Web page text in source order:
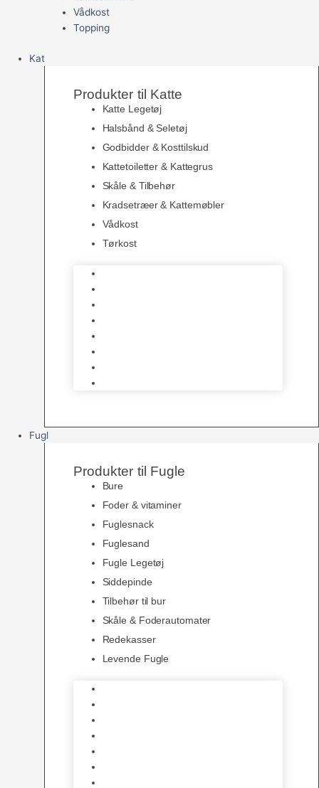
Vådkost
Topping
Kat
Produkter til Katte
Katte Legetøj
Halsbånd & Seletøj
Godbidder & Kosttilskud
Kattetoiletter & Kattegrus
Skåle & Tilbehør
Kradsetræer & Kattemøbler
Vådkost
Tørkost
Fugl
Produkter til Fugle
Bure
Foder & vitaminer
Fuglesnack
Fuglesand
Fugle Legetøj
Siddepinde
Tilbehør til bur
Skåle & Foderautomater
Redekasser
Levende Fugle